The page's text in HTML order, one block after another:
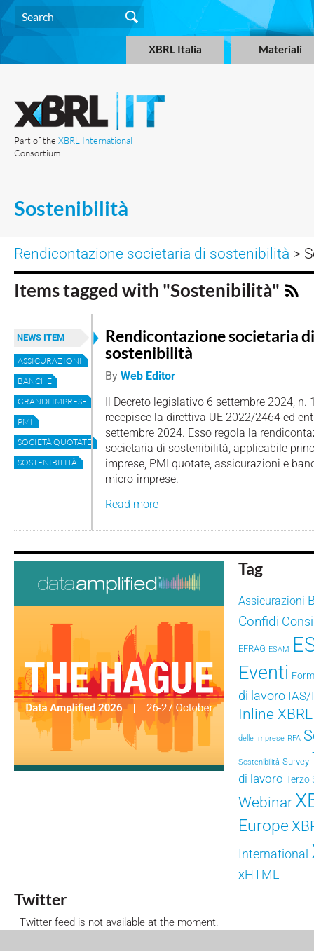
XBRL Italia Materiali
Part of the XBRL International
Consortium.
Sostenibilità
Rendicontazione societaria di sostenibilità >
Items tagged with "Sostenibilità"
NEWS ITEM
ASSICURAZIONI
BANCHE
GRANDI IMPRESE
PMI
SOCIETÀ QUOTATE
SOSTENIBILITÀ
Rendicontazione societaria di
sostenibilità
By Web Editor
Il Decreto legislativo 6 settembre 2024, n.
recepisce la direttiva UE 2022/2464 ed
settembre 2024. Esso regola la
societaria di sostenibilità, applicabile
imprese, PMI quotate, assicurazioni e
micro-imprese.
Read more
Tag
Assicurazioni
Confidi
EFRAG ESAM
Eventi
di lavoro IAS/
Inline XBRL
delle Imprese RFA
Sostenibilità Survey
di lavoro Terzo
Webinar
Europe
International
xHTML
Twitter
Twitter feed is not available at the moment.